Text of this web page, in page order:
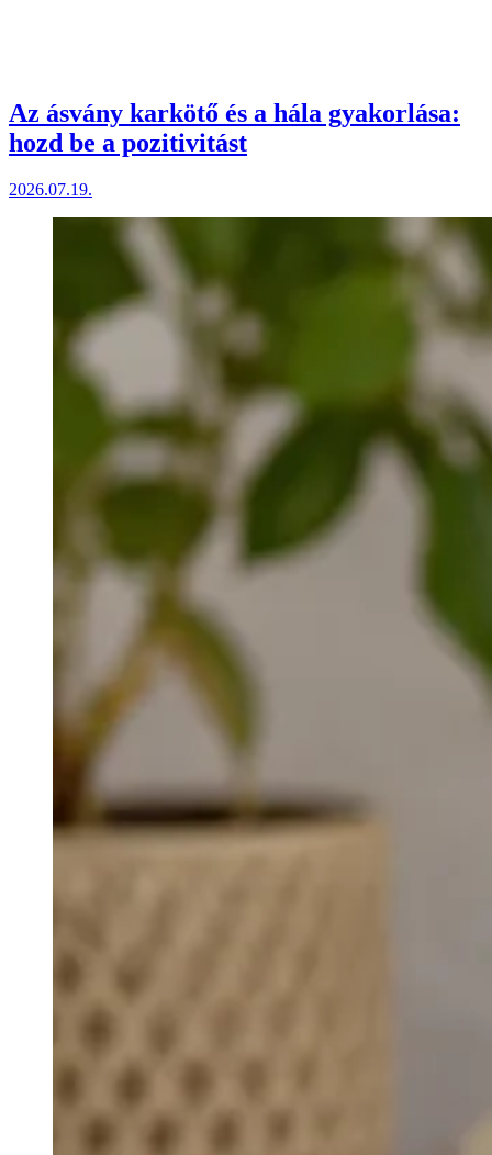
Az ásvány karkötő és a hála gyakorlása:
hozd be a pozitivitást
2026.07.19.